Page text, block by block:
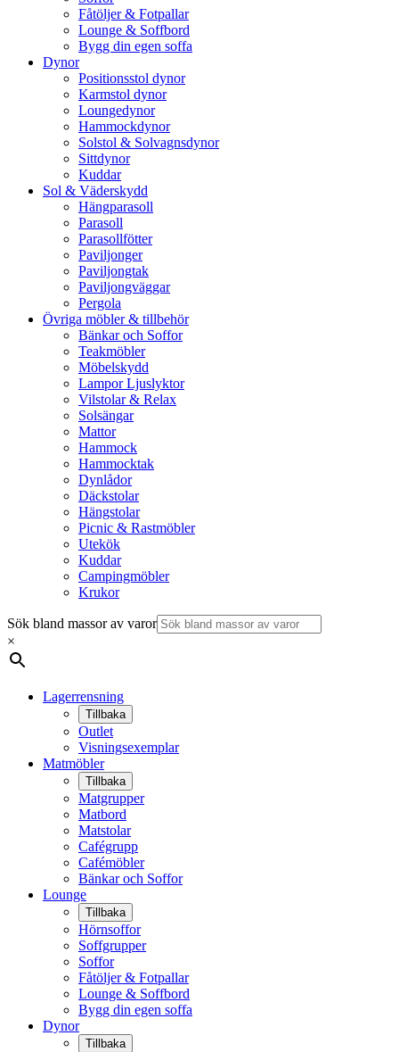
Fåtöljer & Fotpallar
Lounge & Soffbord
Bygg din egen soffa
Dynor
Positionsstol dynor
Karmstol dynor
Loungedynor
Hammockdynor
Solstol & Solvagnsdynor
Sittdynor
Kuddar
Sol & Väderskydd
Hängparasoll
Parasoll
Parasollfötter
Paviljonger
Paviljongtak
Paviljongväggar
Pergola
Övriga möbler & tillbehör
Bänkar och Soffor
Teakmöbler
Möbelskydd
Lampor Ljuslyktor
Vilstolar & Relax
Solsängar
Mattor
Hammock
Hammocktak
Dynlådor
Däckstolar
Hängstolar
Picnic & Rastmöbler
Utekök
Kuddar
Campingmöbler
Krukor
Sök bland massor av varor
×
Lagerrensning
Tillbaka
Outlet
Visningsexemplar
Matmöbler
Tillbaka
Matgrupper
Matbord
Matstolar
Cafégrupp
Cafémöbler
Bänkar och Soffor
Lounge
Tillbaka
Hörnsoffor
Soffgrupper
Soffor
Fåtöljer & Fotpallar
Lounge & Soffbord
Bygg din egen soffa
Dynor
Tillbaka